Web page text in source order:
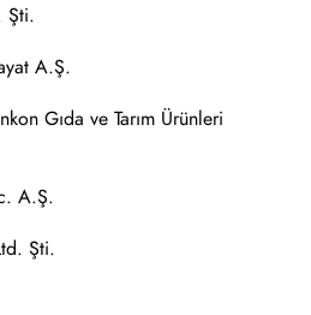
Şti.
A.Ş.
Gıda ve Tarım Ürünleri
A.Ş.
Şti.